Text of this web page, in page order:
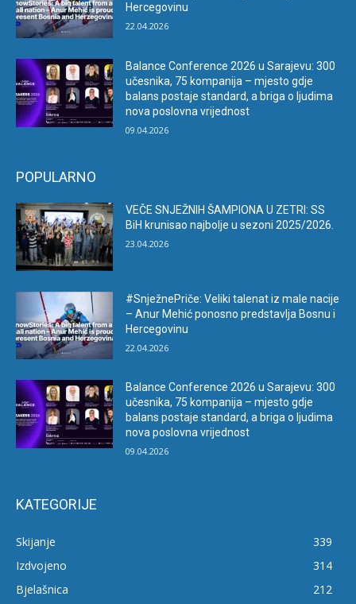
Hercegovinu
22.04.2026
Balance Conference 2026 u Sarajevu: 300
učesnika, 75 kompanija – mjesto gdje
balans postaje standard, a briga o ljudima
nova poslovna vrijednost
09.04.2026
POPULARNO
VEČE SNJEŽNIH ŠAMPIONA U ZETRI: SS
BiH krunisao najbolje u sezoni 2025/2026.
23.04.2026
#SnježnePriče: Veliki talenat iz male nacije
– Anur Mehić ponosno predstavlja Bosnu i
Hercegovinu
22.04.2026
Balance Conference 2026 u Sarajevu: 300
učesnika, 75 kompanija – mjesto gdje
balans postaje standard, a briga o ljudima
nova poslovna vrijednost
09.04.2026
KATEGORIJE
Skijanje
339
Izdvojeno
314
Bjelašnica
212